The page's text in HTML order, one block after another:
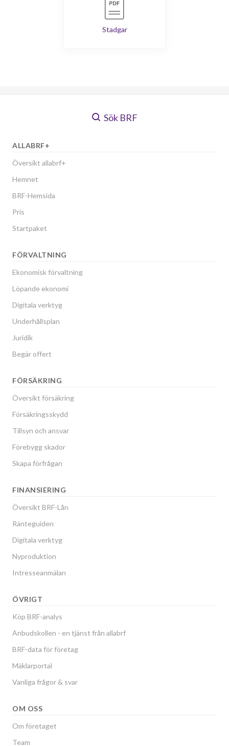
Stadgar
Sök BRF
ALLABRF+
Översikt allabrf+
Hemnet
BRF-Hemsida
Pris
Startpaket
FÖRVALTNING
Ekonomisk förvaltning
Löpande ekonomi
Digitala verktyg
Underhållsplan
Juridik
Begär offert
FÖRSÄKRING
Översikt försäkring
Försäkringsskydd
Tillsyn och ansvar
Förebygg skador
Skapa förfrågan
FINANSIERING
Översikt BRF-Lån
Ränteguiden
Digitala verktyg
Nyproduktion
Intresseanmälan
ÖVRIGT
Köp BRF-analys
Anbudskollen - en tjänst från allabrf
BRF-data för företag
Mäklarportal
Vanliga frågor & svar
OM OSS
Om företaget
Team